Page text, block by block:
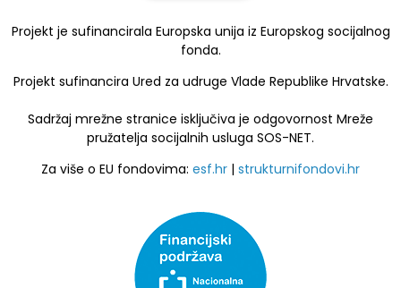
Projekt je sufinancirala Europska unija iz Europskog socijalnog
fonda.
Projekt sufinancira Ured za udruge Vlade Republike Hrvatske.
Sadržaj mrežne stranice isključiva je odgovornost Mreže
pružatelja socijalnih usluga SOS-NET.
Za više o EU fondovima: esf.hr | strukturnifondovi.hr